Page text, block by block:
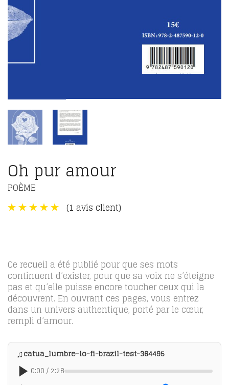
Oh pur amour
POÈME
(1 avis client)
Ce recueil a été publié pour que ses mots
continuent d’exister, pour que sa voix ne s’éteigne
pas et qu’elle puisse encore toucher ceux qui la
découvrent. En ouvrant ces pages, vous entrez
dans un univers authentique, porté par le cœur,
rempli d’amour.
♫catua_lumbre-lo-fi-brazil-test-364495
0:00 / 2:28